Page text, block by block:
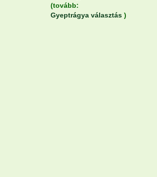
(tovább:
Gyeptrágya választás )